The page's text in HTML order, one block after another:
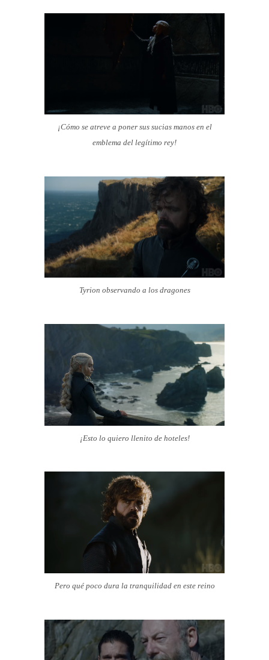
¡Cómo se atreve a poner sus sucias manos en el
emblema del legítimo rey!
Tyrion observando a los dragones
¡Esto lo quiero llenito de hoteles!
Pero qué poco dura la tranquilidad en este reino